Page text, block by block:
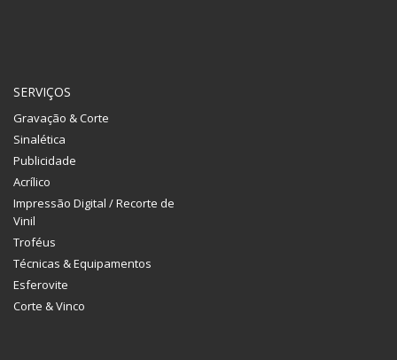
SERVIÇOS
Gravação & Corte
Sinalética
Publicidade
Acrílico
Impressão Digital / Recorte de
Vinil
Troféus
Técnicas & Equipamentos
Esferovite
Corte & Vinco